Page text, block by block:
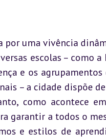
por uma vivência
escolas – como
e os
– a cidade dispõe
como acontece
garantir a todos o
e estilos de